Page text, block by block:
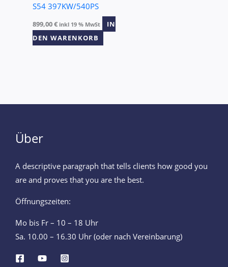
S54 397KW/540PS
899,00€ inkl 19 % MwSt
IN
DEN WARENKORB
Über
A descriptive paragraph that tells clients how good you
are and proves that you are the best.
Öffnungszeiten:
Mo bis Fr – 10 – 18 Uhr
Sa. 10.00 – 16.30 Uhr (oder nach Vereinbarung)